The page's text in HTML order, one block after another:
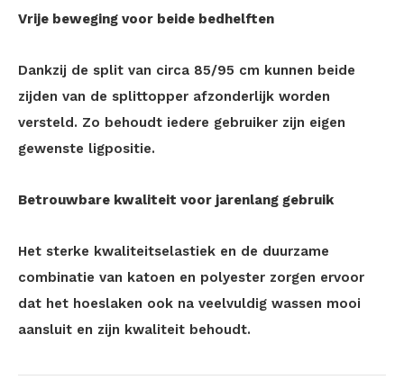
Vrije beweging voor beide bedhelften
Dankzij de split van circa 85/95 cm kunnen beide
zijden van de splittopper afzonderlijk worden
versteld. Zo behoudt iedere gebruiker zijn eigen
gewenste ligpositie.
Betrouwbare kwaliteit voor jarenlang gebruik
Het sterke kwaliteitselastiek en de duurzame
combinatie van katoen en polyester zorgen ervoor
dat het hoeslaken ook na veelvuldig wassen mooi
aansluit en zijn kwaliteit behoudt.